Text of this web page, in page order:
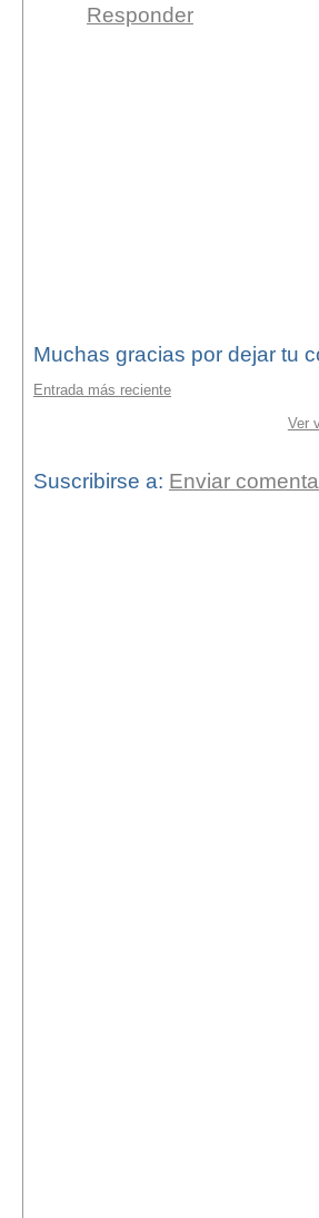
Responder
Muchas gracias por dejar tu
Entrada más reciente
Ver
Suscribirse a: Enviar